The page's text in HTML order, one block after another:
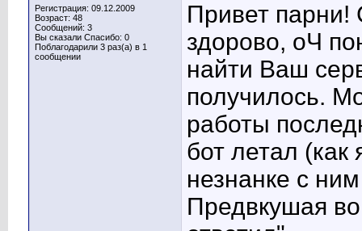
Регистрация: 09.12.2009
Возраст: 48
Сообщений: 3
Вы сказали Спасибо: 0
Поблагодарили 3 раз(а) в 1
сообщении
Привет
здорово, оЧ
найти Ваш
получилось.
работы
бот летал (как
незнанке с
Предвкушая